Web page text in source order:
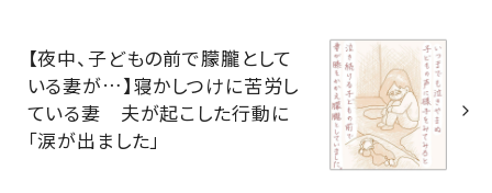
【夜中、子どもの前で朦朧として
いる妻が…】寝かしつけに苦労し
ている妻 夫が起こした行動に
「涙が出ました」